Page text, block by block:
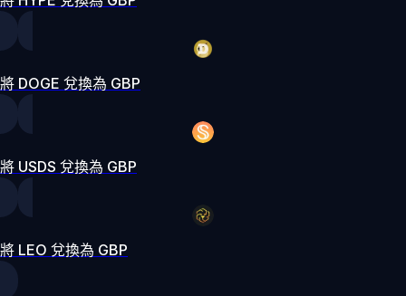
將 DOGE 兌換為 GBP
將 USDS 兌換為 GBP
將 LEO 兌換為 GBP